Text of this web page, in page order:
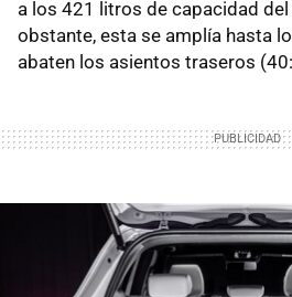
a los 421 litros de capacidad
obstante, esta se amplía hasta
abaten los asientos traseros